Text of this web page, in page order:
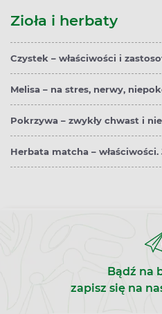
Zioła i herbaty
Czystek – właściwości i
Melisa – na stres, nerwy,
Pokrzywa – zwykły chwast i
Herbata matcha –
Bądź na
zapisz się na